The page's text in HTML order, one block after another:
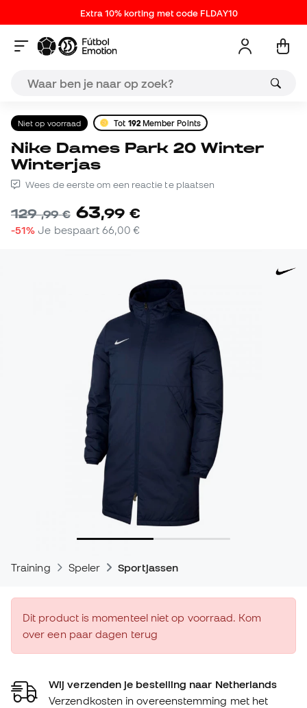
Extra 10% korting met code FLDAY10
Niet op voorraad Tot 192Member Points
Nike Dames Park 20 Winter
Winterjas
Wees de eerste om een reactie te plaatsen
129,99 € 63,99 €
-51% Je bespaart66,00 €
Training Speler Sportjassen
Dit product is momenteel niet op voorraad. Kom
over een paar dagen terug
Wij verzenden je bestelling naar Netherlands
Verzendkosten in overeenstemming met het